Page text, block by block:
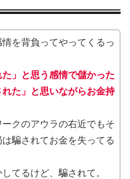
を背負ってやってくるっ
た」と思う感情で儲かった
た」と思いながらお金持
クのアウラの右近でもそ
騙されてお金を失ってる
てるけど、騙されて。